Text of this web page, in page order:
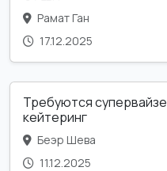
Рамат Ган
17.12.2025
Требуются
кейтеринг
Беэр Шева
11.12.2025